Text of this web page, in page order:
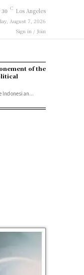
30 C Los Angeles
August 7, 2026
Sign in / Join
of the
Indonesian...